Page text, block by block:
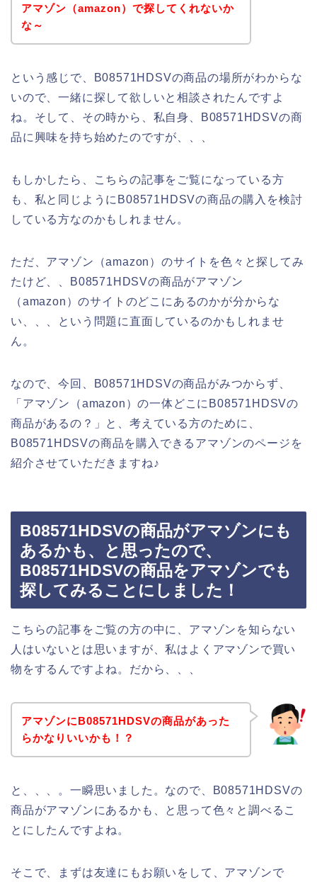
アマゾン（amazon）で探してくれないか
な～
という感じで、B08571HDSVの商品の場所がわからな
いので、一緒に探して欲しいと相談されたんですよ
ね。そして、その時から、私自身、B08571HDSVの商
品に興味を持ち始めたのですが、、、
もしかしたら、こちらの記事をご覧になっている方
も、私と同じようにB08571HDSVの商品の購入を検討
している方なのかもしれません。
ただ、アマゾン（amazon）のサイトを色々と探してみ
たけど、、B08571HDSVの商品がアマゾン
（amazon）のサイトのどこにあるのかが分からな
い、、、という問題に直面しているのかもしれませ
ん。
なので、今回、B08571HDSVの商品がみつからず、
「アマゾン（amazon）の一体どこにB08571HDSVの
商品があるの？」と、考えている方のために、
B08571HDSVの商品を購入できるアマゾンのページを
紹介させていただきますね♪
B08571HDSVの商品がアマゾンにも
あるかも、と思ったので、
B08571HDSVの商品をアマゾンでも
探してみることにしました！
こちらの記事をご覧の方の中に、アマゾンを知らない
人はいないとは思いますが、私はよくアマゾンで買い
物をするんですよね。だから、、、
アマゾンにB08571HDSVの商品があった
らかなりいいかも！？
と、、、。一瞬思いました。なので、B08571HDSVの
商品がアマゾンにあるかも、と思って色々と調べるこ
とにしたんですよね。
そこで、まずは友達にもお願いをして、アマゾンで